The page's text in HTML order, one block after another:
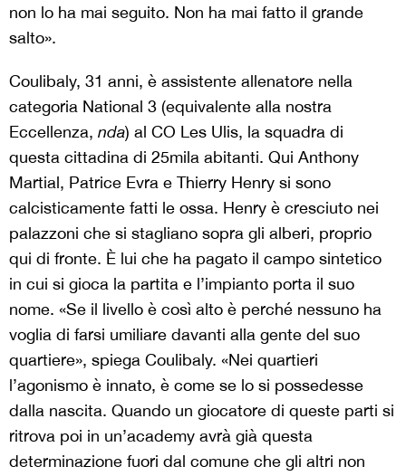
non lo ha mai seguito. Non ha mai fatto il grande
salto».
Coulibaly, 31 anni, è assistente allenatore nella
categoria National 3 (equivalente alla nostra
Eccellenza, nda) al CO Les Ulis, la squadra di
questa cittadina di 25mila abitanti. Qui Anthony
Martial, Patrice Evra e Thierry Henry si sono
calcisticamente fatti le ossa. Henry è cresciuto nei
palazzoni che si stagliano sopra gli alberi, proprio
qui di fronte. È lui che ha pagato il campo sintetico
in cui si gioca la partita e l’impianto porta il suo
nome. «Se il livello è così alto è perché nessuno ha
voglia di farsi umiliare davanti alla gente del suo
quartiere», spiega Coulibaly. «Nei quartieri
l’agonismo è innato, è come se lo si possedesse
dalla nascita. Quando un giocatore di queste parti si
ritrova poi in un’academy avrà già questa
determinazione fuori dal comune che gli altri non